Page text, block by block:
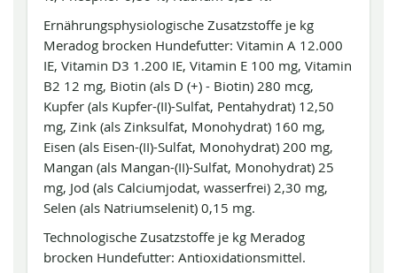
Ernährungsphysiologische Zusatzstoffe je kg
Meradog brocken Hundefutter: Vitamin A 12.000
IE, Vitamin D3 1.200 IE, Vitamin E 100 mg, Vitamin
B2 12 mg, Biotin (als D (+) - Biotin) 280 mcg,
Kupfer (als Kupfer-(II)-Sulfat, Pentahydrat) 12,50
mg, Zink (als Zinksulfat, Monohydrat) 160 mg,
Eisen (als Eisen-(II)-Sulfat, Monohydrat) 200 mg,
Mangan (als Mangan-(II)-Sulfat, Monohydrat) 25
mg, Jod (als Calciumjodat, wasserfrei) 2,30 mg,
Selen (als Natriumselenit) 0,15 mg.
Technologische Zusatzstoffe je kg Meradog
brocken Hundefutter: Antioxidationsmittel.